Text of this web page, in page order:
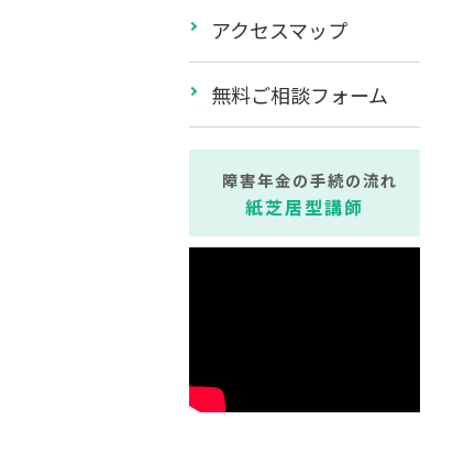
アクセスマップ
無料ご相談フォーム
障害年金の手続の流れ
紙芝居型講師